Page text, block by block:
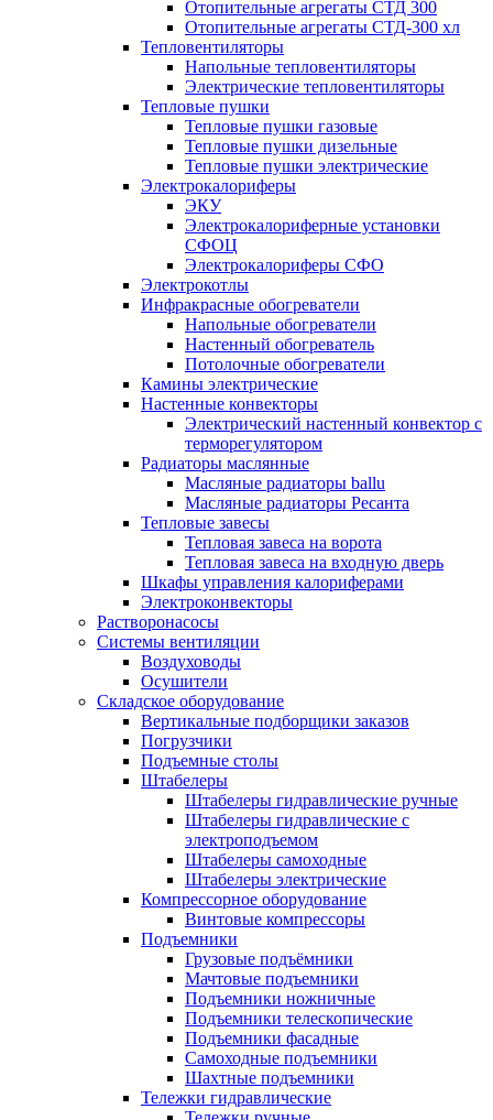
Отопительные агрегаты СТД 300
Отопительные агрегаты СТД-300 хл
Тепловентиляторы
Напольные тепловентиляторы
Электрические тепловентиляторы
Тепловые пушки
Тепловые пушки газовые
Тепловые пушки дизельные
Тепловые пушки электрические
Электрокалориферы
ЭКУ
Электрокалориферные установки
СФОЦ
Электрокалориферы СФО
Электрокотлы
Инфракрасные обогреватели
Напольные обогреватели
Настенный обогреватель
Потолочные обогреватели
Камины электрические
Настенные конвекторы
Электрический настенный конвектор с
терморегулятором
Радиаторы маслянные
Масляные радиаторы ballu
Масляные радиаторы Ресанта
Тепловые завесы
Тепловая завеса на ворота
Тепловая завеса на входную дверь
Шкафы управления калориферами
Электроконвекторы
Растворонасосы
Системы вентиляции
Воздуховоды
Осушители
Складское оборудование
Вертикальные подборщики заказов
Погрузчики
Подъемные столы
Штабелеры
Штабелеры гидравлические ручные
Штабелеры гидравлические с
электроподъемом
Штабелеры самоходные
Штабелеры электрические
Компрессорное оборудование
Винтовые компрессоры
Подъемники
Грузовые подъёмники
Мачтовые подъемники
Подъемники ножничные
Подъемники телескопические
Подъемники фасадные
Самоходные подъемники
Шахтные подъемники
Тележки гидравлические